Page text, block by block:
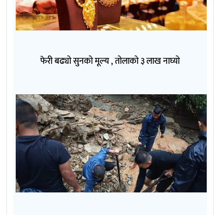
फेरी बढ्यो सुनको मूल्य , तोलाको ३ लाख नाघ्यो